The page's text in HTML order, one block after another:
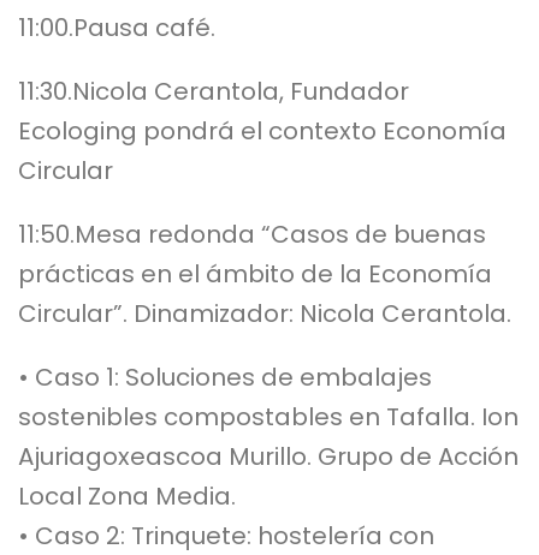
11:00.Pausa café.
11:30.Nicola Cerantola, Fundador
Ecologing pondrá el contexto Economía
Circular
11:50.Mesa redonda “Casos de buenas
prácticas en el ámbito de la Economía
Circular”. Dinamizador: Nicola Cerantola.
• Caso 1: Soluciones de embalajes
sostenibles compostables en Tafalla. Ion
Ajuriagoxeascoa Murillo. Grupo de Acción
Local Zona Media.
• Caso 2: Trinquete: hostelería con